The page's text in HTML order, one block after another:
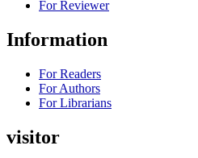
For Reviewer
Information
For Readers
For Authors
For Librarians
visitor